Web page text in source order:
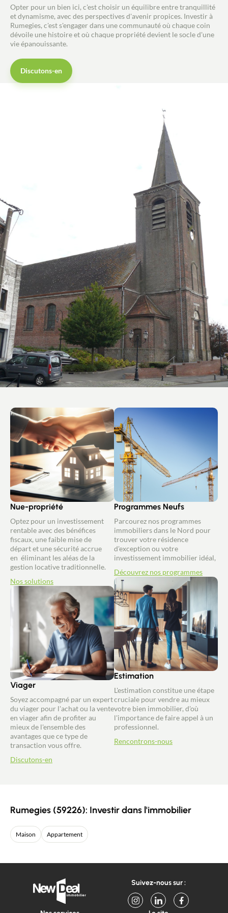
vis à vis * Le plain-pied
Opter pour un bien ici, c'est choisir un équilibre entre tranquillité
et dynamisme, avec des perspectives d'avenir propices. Investir à
Rumegies, c'est s'engager dans une communauté où chaque coin
dévoile une histoire et où chaque propriété devient le socle d'une
vie épanouissante.
Discutons-en
Nue-propriété
Optez pour un investissement
rentable avec des bénéfices
fiscaux, une faible mise de
départ et une sécurité accrue
en éliminant les aléas de la
gestion locative traditionnelle.
Nos solutions
Viager
Soyez accompagné par un expert
du viager pour l'achat ou la vente
en viager afin de profiter au
mieux de l'ensemble des
avantages que ce type de
transaction vous offre.
Discutons-en
Programmes Neufs
Parcourez nos programmes
immobiliers dans le Nord pour
trouver votre résidence
d'exception ou votre
investissement immobilier idéal,
Découvrez nos programmes
Estimation
L'estimation constitue une étape
cruciale pour vendre au mieux
votre bien immobilier, d'où
l'importance de faire appel à un
professionnel.
Rencontrons-nous
Rumegies (59226): Investir dans l'immobilier
Maison Appartement
Suivez-nous sur :